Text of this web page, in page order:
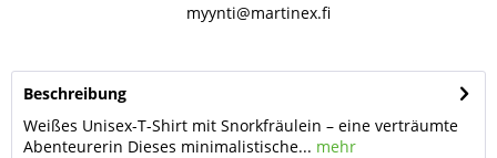
myynti@martinex.fi
Beschreibung
Weißes Unisex-T-Shirt mit Snorkfräulein – eine verträumte
Abenteurerin Dieses minimalistische... mehr